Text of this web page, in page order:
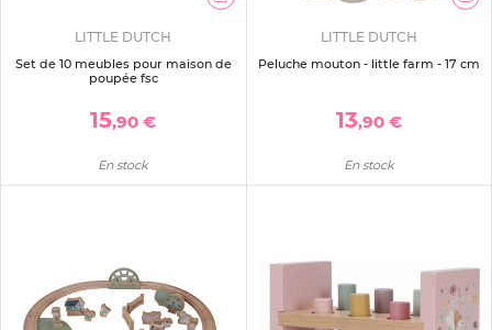
LITTLE DUTCH
Set de 10 meubles pour maison de
poupée fsc
15,90 €
En stock
LITTLE DUTCH
Peluche mouton - little farm - 17 cm
13,90 €
En stock